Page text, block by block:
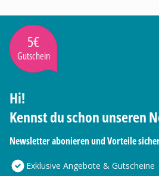
5€
Gutschein
Hi!
Kennst du schon unseren
Newsletter abonieren und Vorteile
Exklusive Angebote & Gutscheine